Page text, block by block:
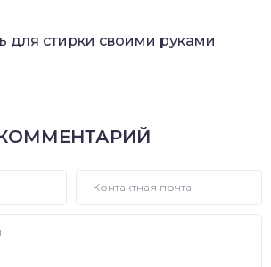
для стирки своими руками